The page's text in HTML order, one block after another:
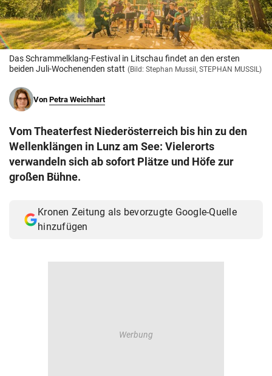
© Krone Multimedia GmbH & Co KG 2026
Muthgasse 2, 1190 Wien
Das Schrammelklang-Festival in Litschau findet an den ersten
beiden Juli-Wochenenden statt (Bild: Stephan Mussil, STEPHAN MUSSIL)
Von Petra Weichhart
Vom Theaterfest Niederösterreich bis hin zu den
Wellenklängen in Lunz am See: Vielerorts
verwandeln sich ab sofort Plätze und Höfe zur
großen Bühne.
Kronen Zeitung als bevorzugte Google-Quelle
hinzufügen